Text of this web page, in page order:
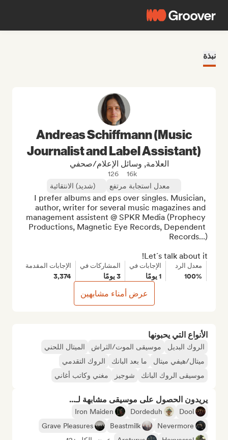
نبذة
الأنواع التي يحبونها
الروك البديل موسيقى الموت/الثراش
الميتال اللحني
ميتال/هيفي ميتال
ما بعد البانك
الروك التقدمي
موسيقى الروك البانك
شوجيز مغني وكاتب أغاني
يريدون الحصول على موسيقى مشابهة لـ...
Dool
Dordeduh
Iron Maiden
Nevermore
Beastmilk
Grave Pleasures
Andreas Schiffmann (Music
Journalist and Label Assistant)
العلامة, وسائل الإعلام/صحفي
16k
126
معدل استجابة مرتفع
(شديد) الانتقائية
I prefer albums and eps over singles. Musician,
author, writer for several music magazines and
management assistent @ SPKR Media (Prophecy
Productions, Magnetic Eye Records, Dependent
Let´s talk about it!
معدل الرد
100%
الإجابات في
1 يومًا
المشاركات في
3 يومًا
الإجابات المقدمة
3,374
عرض أمناء مشابهين